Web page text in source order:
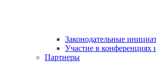
Законодательные
Участие в конференциях
Партнеры